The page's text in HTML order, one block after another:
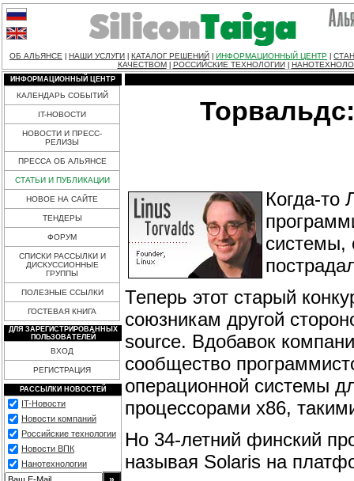
ОБ АЛЬЯНСЕ НАШИ УСЛУГИ КАТАЛОГ РЕШЕНИЙ ИНФОРМАЦИОННЫЙ ЦЕНТР
КАЧЕСТВОМ
РОССИЙСКИЕ ТЕХНОЛОГИИ
ИНФОРМАЦИОННЫЙ ЦЕНТР
КАЛЕНДАРЬ СОБЫТИЙ
IT-НОВОСТИ
НОВОСТИ И ПРЕСС-
РЕЛИЗЫ
ПРЕССА ОБ АЛЬЯНСЕ
СТАТЬИ И ПУБЛИКАЦИИ
НОВОЕ НА САЙТЕ
ТЕНДЕРЫ
ФОРУМ
СПИСКИ РАССЫЛКИ И
ДИСКУССИОННЫЕ
ГРУППЫ
ПОЛЕЗНЫЕ ССЫЛКИ
ГОСТЕВАЯ КНИГА
ДЛЯ ЗАРЕГИСТРИРОВАННЫХ
ПОЛЬЗОВАТЕЛЕЙ
ВХОД
РЕГИСТРАЦИЯ
РАССЫЛКИ НОВОСТЕЙ
IT-Новости
Новости компаний
Российские технологии
Новости ВПК
Нанотехнологии
Когда-то
системы,
Теперь этот старый
союзникам другой
source. Вдобавок
сообщество
операционной системы
процессорами х86,
Но 34-летний финский
называя Solaris на